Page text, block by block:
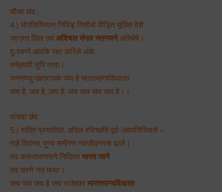
चौथा छंद :
4.) घोरतिमिरघन निविड़ निशीथे पीड़ित मूर्छित देशे
जाग्रत छिल तव अविचल मंगल नतनयनेअनिमेषे।
दुःस्वप्ने आतंके रक्षा करिले अंके
स्नेहमयी तुमि माता।
जनगणदुःखत्रायक जय हे भारतभाग्यविधाता!
जय हे, जय हे, जय हे, जय जय जय जय हे।।
पांचवा छंद :
5.) रात्रि प्रभातिल, उदिल रविच्छवि पूर्व-उदयगिरिभाले –
गाहे विहंगम, पुण्य समीरण नवजीवनरस ढाले।
तव करुणारुणरागे निद्रित भारत जागे
तव चरणे नत माथा।
जय जय जय हे जय राजेश्वर भारतभाग्यविधाता!